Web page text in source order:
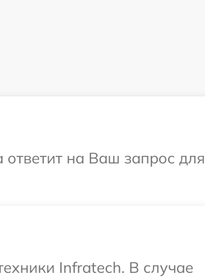
ответит на Ваш запрос для
Infratech. В случае